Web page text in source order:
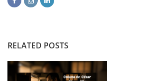
RELATED POSTS